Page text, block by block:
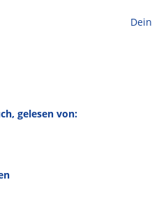
gelesen von: